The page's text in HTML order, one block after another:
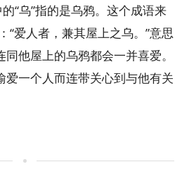
“乌”指的是乌鸦。这个成语来
“爱人者，兼其屋上之乌。”意思
他屋上的乌鸦都会一并喜爱。
爱一个人而连带关心到与他有关